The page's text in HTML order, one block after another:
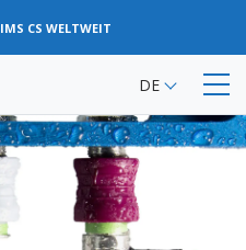
zum
IMS CS WELTWEIT
DE